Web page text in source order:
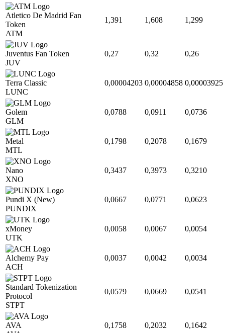
Atletico De Madrid Fan
Token
ATM
1,391 1,608 1,299
Juventus Fan Token
JUV
0,27 0,32 0,26
Terra Classic
LUNC
0,00004203 0,00004858 0,00003925
Golem
GLM
0,0788 0,0911 0,0736
Metal
MTL
0,1798 0,2078 0,1679
Nano
XNO
0,3437 0,3973 0,3210
Pundi X (New)
PUNDIX
0,0667 0,0771 0,0623
xMoney
UTK
0,0058 0,0067 0,0054
Alchemy Pay
ACH
0,0037 0,0042 0,0034
Standard Tokenization
Protocol
STPT
0,0579 0,0669 0,0541
AVA
0,1758 0,2032 0,1642